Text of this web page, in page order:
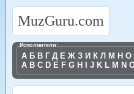
MuzGuru.com
Исполнители:
А Б В Г Д Е Ж З И К Л М Н О
A B C D E F G H J K L M N